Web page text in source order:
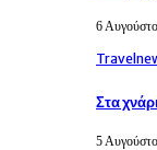
6
Στα
5